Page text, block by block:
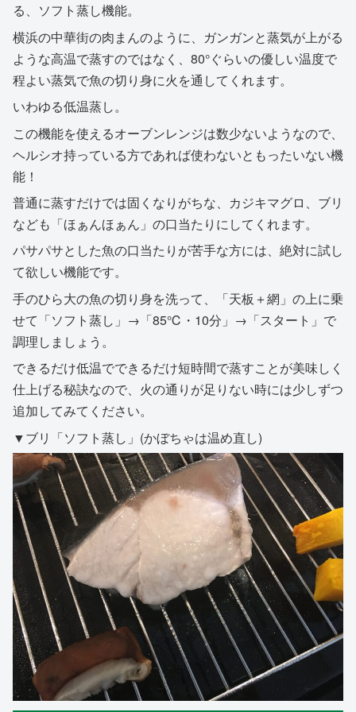
る、ソフト蒸し機能。
横浜の中華街の肉まんのように、ガンガンと蒸気が上がる
ような高温で蒸すのではなく、80°ぐらいの優しい温度で
程よい蒸気で魚の切り身に火を通してくれます。
いわゆる低温蒸し。
この機能を使えるオーブンレンジは数少ないようなので、
ヘルシオ持っている方であれば使わないともったいない機
能！
普通に蒸すだけでは固くなりがちな、カジキマグロ、ブリ
なども「ほぁんほぁん」の口当たりにしてくれます。
パサパサとした魚の口当たりが苦手な方には、絶対に試し
て欲しい機能です。
手のひら大の魚の切り身を洗って、「天板＋網」の上に乗
せて「ソフト蒸し」→「85℃・10分」→「スタート」で
調理しましょう。
できるだけ低温でできるだけ短時間で蒸すことが美味しく
仕上げる秘訣なので、火の通りが足りない時には少しずつ
追加してみてください。
▼ブリ「ソフト蒸し」(かぼちゃは温め直し)